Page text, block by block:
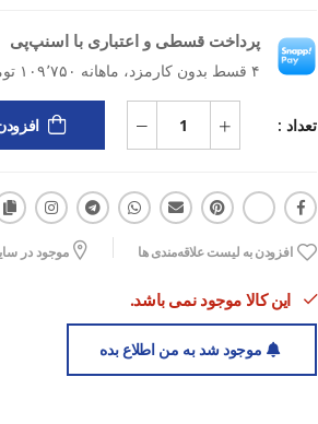
پرداخت قسطی و اعتباری با اسنپ‌پی
۴ قسط بدون کارمزد، ماهانه ۱۰۹٬۷۵۰ تومان
تعداد :
افزودن به لیست علاقه‌مندی ها موجود در
این کالا موجود نمی باشد.
موجود شد به من اطلاع بده